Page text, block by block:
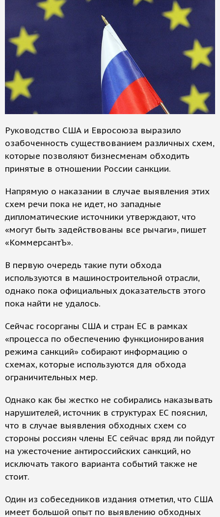
Руководство США и Евросоюза выразило
озабоченность существованием различных схем,
которые позволяют бизнесменам обходить
принятые в отношении России санкции.
Напрямую о наказании в случае выявления этих
схем речи пока не идет, но западные
дипломатические источники утверждают, что
«могут быть задействованы все рычаги», пишет
«КоммерсантЪ».
В первую очередь такие пути обхода
используются в машиностроительной отрасли,
однако пока официальных доказательств этого
пока найти не удалось.
Сейчас госорганы США и стран ЕС в рамках
«процесса по обеспечению функционирования
режима санкций» собирают информацию о
схемах, которые используются для обхода
ограничительных мер.
Однако как бы жестко не собирались наказывать
нарушителей, источник в структурах ЕС пояснил,
что в случае выявления обходных схем со
стороны россиян члены ЕС сейчас вряд ли пойдут
на ужесточение антироссийских санкций, но
исключать такого варианта событий также не
стоит.
Один из собеседников издания отметил, что США
имеет большой опыт по выявлению обходных